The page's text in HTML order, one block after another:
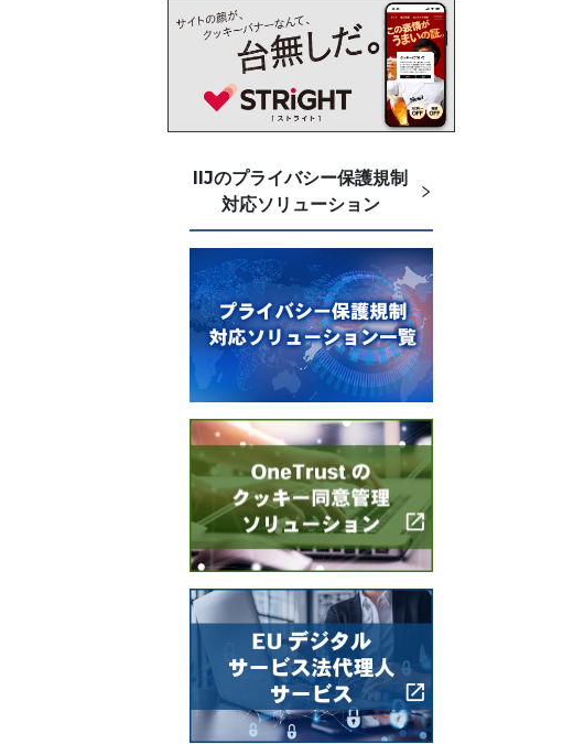
IIJのプライバシー保護規制
対応ソリューション